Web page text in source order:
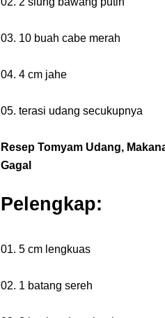
03. 10 buah cabe merah
04. 4 cm jahe
05. terasi udang secukupnya
Resep Tomyam Udang,
Gagal
Pelengkap:
01. 5 cm lengkuas
02. 1 batang sereh